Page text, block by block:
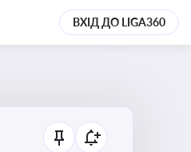
ВХІД ДО LIGA360